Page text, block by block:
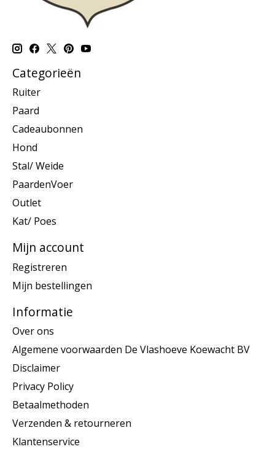
Categorieën
Ruiter
Paard
Cadeaubonnen
Hond
Stal/ Weide
PaardenVoer
Outlet
Kat/ Poes
Mijn account
Registreren
Mijn bestellingen
Informatie
Over ons
Algemene voorwaarden De Vlashoeve Koewacht BV
Disclaimer
Privacy Policy
Betaalmethoden
Verzenden & retourneren
Klantenservice